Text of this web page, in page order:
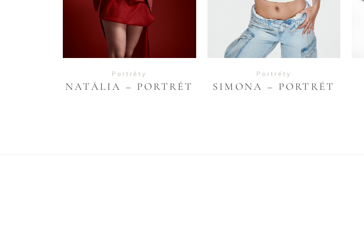
NATÁLIA – PORTRÉT
Portréty
SIMONA – PORTRÉT
Portréty